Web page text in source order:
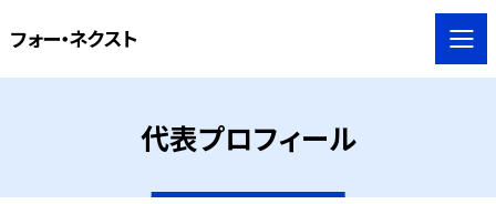
フォー・ネクスト
代表プロフィール